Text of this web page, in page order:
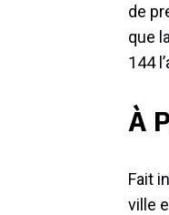
de
que
144
À
Fait
ville